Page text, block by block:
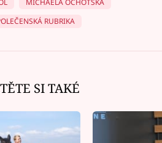
MICHAELA OCHOTSKÁ
RUBRIKA
SI TAKÉ